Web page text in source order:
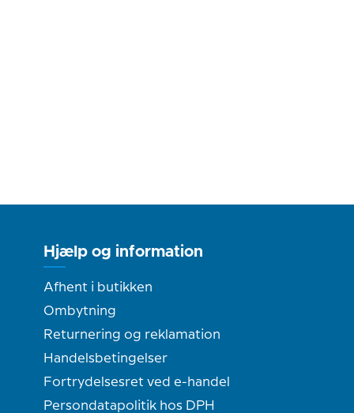
Hjælp og information
Afhent i butikken
Ombytning
Returnering og reklamation
Handelsbetingelser
Fortrydelsesret ved e-handel
Persondatapolitik hos DPH